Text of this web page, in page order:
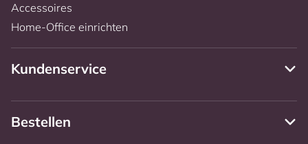
Accessoires
Home-Office einrichten
Kundenservice
Bestellen